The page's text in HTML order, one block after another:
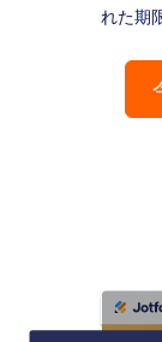
れた期